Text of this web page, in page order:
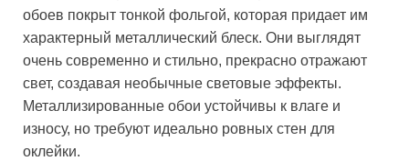
обоев покрыт тонкой фольгой, которая придает им
характерный металлический блеск. Они выглядят
очень современно и стильно, прекрасно отражают
свет, создавая необычные световые эффекты.
Металлизированные обои устойчивы к влаге и
износу, но требуют идеально ровных стен для
оклейки.